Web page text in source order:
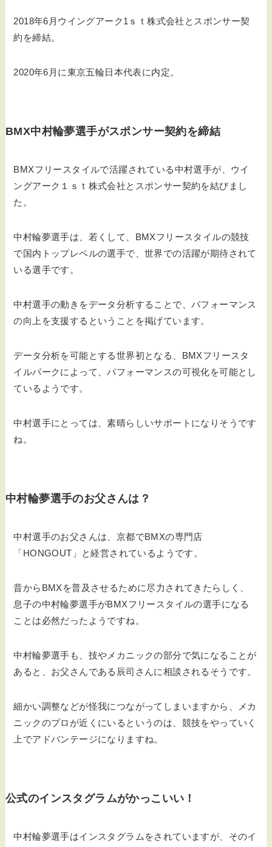
2018年6月ウイングアーク1ｓｔ株式会社とスポンサー契
約を締結。
2020年6月に東京五輪日本代表に内定。
BMX中村輪夢選手がスポンサー契約を締結
BMXフリースタイルで活躍されている中村選手が、ウイ
ングアーク１ｓｔ株式会社とスポンサー契約を結びまし
た。
中村輪夢選手は、若くして、BMXフリースタイルの競技
で国内トップレベルの選手で、世界での活躍が期待されて
いる選手です。
中村選手の動きをデータ分析することで、パフォーマンス
の向上を支援するということを掲げています。
データ分析を可能とする世界初となる、BMXフリースタ
イルパークによって、パフォーマンスの可視化を可能とし
ているようです。
中村選手にとっては、素晴らしいサポートになりそうです
ね。
中村輪夢選手のお父さんは？
中村選手のお父さんは、京都でBMXの専門店
「HONGOUT」と経営されているようです。
昔からBMXを普及させるために尽力されてきたらしく、
息子の中村輪夢選手がBMXフリースタイルの選手になる
ことは必然だったようですね。
中村輪夢選手も、技やメカニックの部分で気になることが
あると、お父さんである辰司さんに相談されるそうです。
細かい調整などが怪我につながってしまいますから、メカ
ニックのプロが近くにいるというのは、競技をやっていく
上でアドバンテージになりますね。
公式のインスタグラムがかっこいい！
中村輪夢選手はインスタグラムをされていますが、そのイ